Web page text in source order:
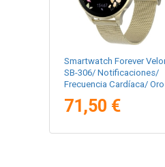
Smartwatch Forever
SB-306/ Notificaciones/
Frecuencia Cardíaca/ Oro
71,50 €